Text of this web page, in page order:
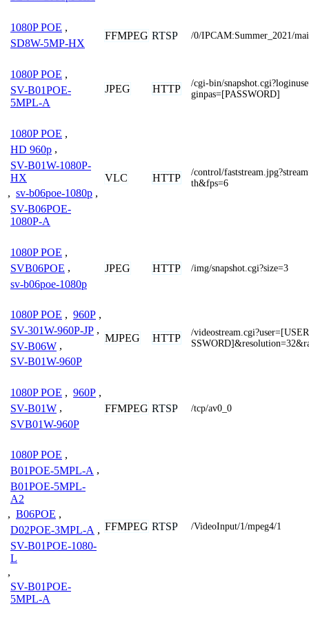
1080P POE ,
SD8W-5MP-HX
FFMPEG RTSP /0/IPCAM:Summer_2021/
1080P POE ,
SV-B01POE-
5MPL-A
JPEG HTTP
/cgi-bin/
ginpas=[PASSWORD]
1080P POE ,
HD 960p ,
SV-B01W-1080P-
HX
, sv-b06poe-1080p ,
SV-B06POE-
1080P-A
VLC HTTP
/control/
th&fps=6
1080P POE ,
SVB06POE ,
sv-b06poe-1080p
JPEG HTTP /img/snapshot.cgi?size=3
1080P POE , 960P ,
SV-301W-960P-JP ,
SV-B06W ,
SV-B01W-960P
MJPEG HTTP
/
1080P POE , 960P ,
SV-B01W ,
SVB01W-960P
FFMPEG RTSP /tcp/av0_0
1080P POE ,
B01POE-5MPL-A ,
B01POE-5MPL-
A2
, B06POE ,
D02POE-3MPL-A ,
SV-B01POE-1080-
L
,
SV-B01POE-
5MPL-A
FFMPEG RTSP /VideoInput/1/mpeg4/1